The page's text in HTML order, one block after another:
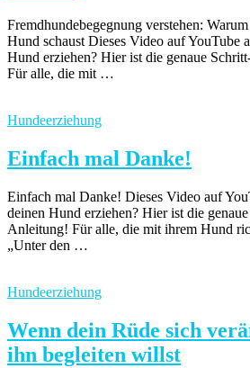
Fremdhundebegegnung verstehen:
Hund schaust Dieses Video auf YouTube
Hund erziehen? Hier ist die genaue
Für alle, die mit …
Hundeerziehung
Einfach mal Danke!
Einfach mal Danke! Dieses Video auf
deinen Hund erziehen? Hier ist die
Anleitung! Für alle, die mit ihrem Hund
„Unter den …
Hundeerziehung
Wenn dein Rüde sich
ihn begleiten willst